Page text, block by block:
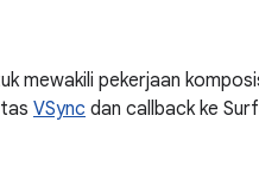
mewakili pekerjaan
VSync dan callback ke